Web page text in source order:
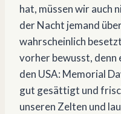
hat, müssen wir auch
der Nacht jemand
wahrscheinlich
vorher bewusst, denn
den USA: Memorial
gut gesättigt und
unseren Zelten und